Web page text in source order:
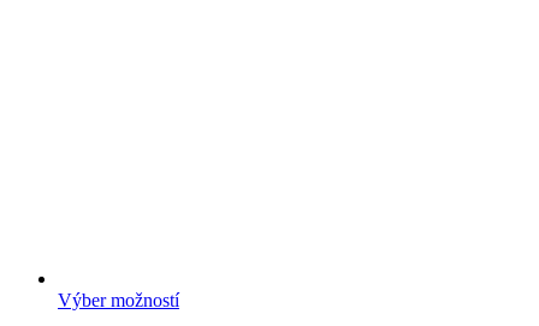
Výber možností